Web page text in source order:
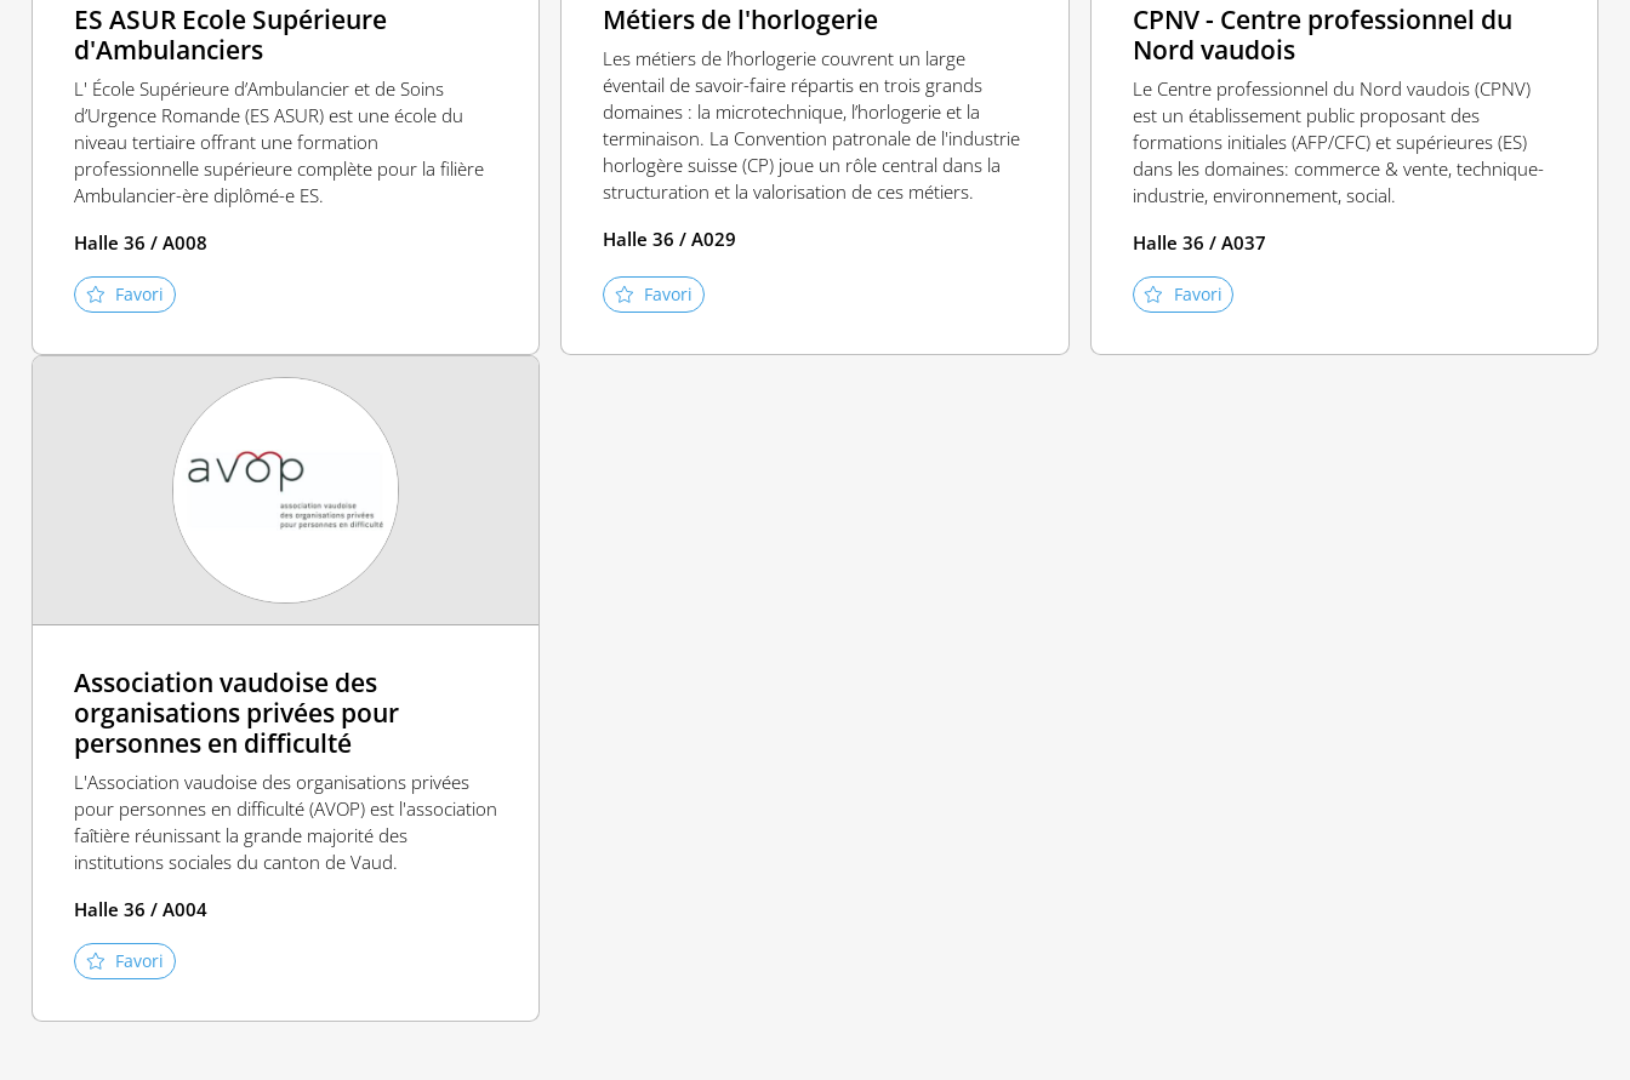
ES ASUR Ecole Supérieure
d'Ambulanciers
L' École Supérieure d’Ambulancier et de Soins
d’Urgence Romande (ES ASUR) est une école du
niveau tertiaire offrant une formation
professionnelle supérieure complète pour la filière
Ambulancier-ère diplômé-e ES.
Halle 36 / A008
Favori
Métiers de l'horlogerie
Les métiers de l’horlogerie couvrent un large
éventail de savoir-faire répartis en trois grands
domaines : la microtechnique, l’horlogerie et la
terminaison. La Convention patronale de l'industrie
horlogère suisse (CP) joue un rôle central dans la
structuration et la valorisation de ces métiers.
Halle 36 / A029
Favori
CPNV - Centre professionnel du
Nord vaudois
Le Centre professionnel du Nord vaudois (CPNV)
est un établissement public proposant des
formations initiales (AFP/CFC) et supérieures (ES)
dans les domaines: commerce & vente, technique-
industrie, environnement, social.
Halle 36 / A037
Favori
Association vaudoise des
organisations privées pour
personnes en difficulté
L'Association vaudoise des organisations privées
pour personnes en difficulté (AVOP) est l'association
faîtière réunissant la grande majorité des
institutions sociales du canton de Vaud.
Halle 36 / A004
Favori